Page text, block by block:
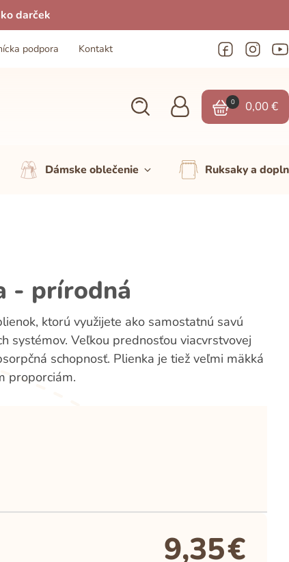
darček
podpora Kontakt
0 0,00€
Dámske oblečenie Ruksaky a
- prírodná
ktorú využijete ako samostatnú savú
systémov. Veľkou prednosťou viacvrstvovej
schopnosť. Plienka je tiež veľmi mäkká
proporciám.
9,35€